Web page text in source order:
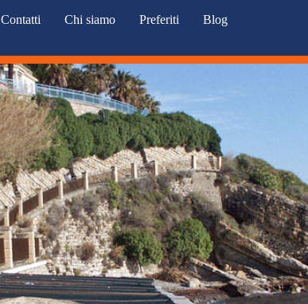
Contatti Chi siamo Preferiti Blog